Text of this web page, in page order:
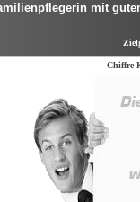
mit
Chiffre-